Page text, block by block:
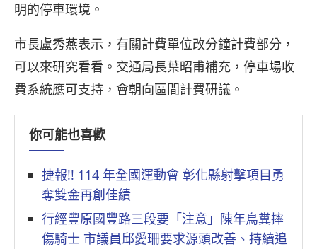
明的停車環境。
市長盧秀燕表示，有關計費單位改分鐘計費部分，
可以來研究看看。交通局長葉昭甫補充，停車場收
費系統應可支持，會朝向區間計費研議。
你可能也喜歡
捷報!! 114 年全國運動會 彰化縣射擊項目勇
奪雙金再創佳績
行經豐原國豐路三段要「注意」陳年鳥糞摔
傷騎士 市議員邱愛珊要求源頭改善、持續追